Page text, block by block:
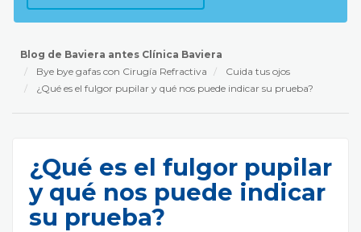
Blog de Baviera antes Clínica Baviera
Bye bye gafas con Cirugía Refractiva
Cuida tus ojos
¿Qué es el fulgor pupilar y qué nos puede indicar su prueba?
¿Qué es el fulgor pupilar
y qué nos puede indicar
su prueba?